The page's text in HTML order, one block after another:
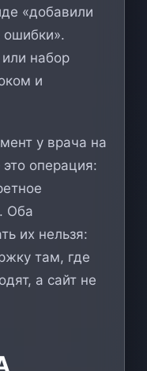
«добавили
ошибки».
набор
и
у врача на
операция:
Оба
их нельзя:
там, где
а сайт не